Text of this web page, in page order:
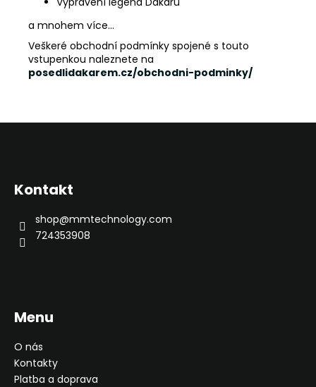
a mnohem více…
Veškeré obchodní podmínky spojené s touto
vstupenkou naleznete na
posedlidakarem.cz/obchodni-podminky/
Kontakt
shop@mmtechnology.com
724353908
Menu
O nás
Kontakty
Platba a doprava